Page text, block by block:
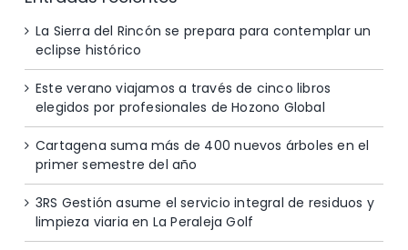
La Sierra del Rincón se prepara para contemplar un
eclipse histórico
Este verano viajamos a través de cinco libros
elegidos por profesionales de Hozono Global
Cartagena suma más de 400 nuevos árboles en el
primer semestre del año
3RS Gestión asume el servicio integral de residuos y
limpieza viaria en La Peraleja Golf